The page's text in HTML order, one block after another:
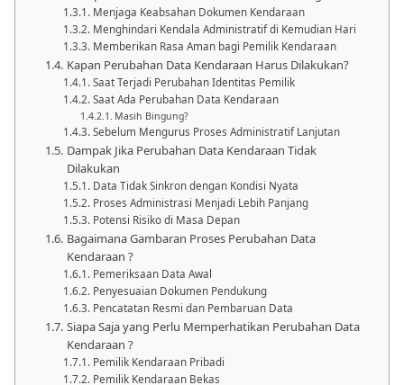
Menjaga Keabsahan Dokumen Kendaraan
Menghindari Kendala Administratif di Kemudian Hari
Memberikan Rasa Aman bagi Pemilik Kendaraan
Kapan Perubahan Data Kendaraan Harus Dilakukan?
Saat Terjadi Perubahan Identitas Pemilik
Saat Ada Perubahan Data Kendaraan
Masih Bingung?
Sebelum Mengurus Proses Administratif Lanjutan
Dampak Jika Perubahan Data Kendaraan Tidak
Dilakukan
Data Tidak Sinkron dengan Kondisi Nyata
Proses Administrasi Menjadi Lebih Panjang
Potensi Risiko di Masa Depan
Bagaimana Gambaran Proses Perubahan Data
Kendaraan ?
Pemeriksaan Data Awal
Penyesuaian Dokumen Pendukung
Pencatatan Resmi dan Pembaruan Data
Siapa Saja yang Perlu Memperhatikan Perubahan Data
Kendaraan ?
Pemilik Kendaraan Pribadi
Pemilik Kendaraan Bekas